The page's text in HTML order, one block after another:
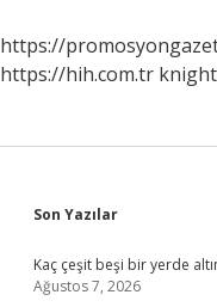
https://
https://hih.com.tr
Sidebar
Son Yazılar
Kaç çeşit beşi bir yerde
Ağustos 7, 2026